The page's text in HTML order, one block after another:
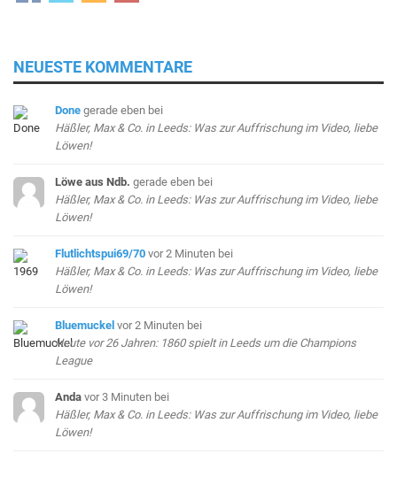
NEUESTE KOMMENTARE
Done gerade eben bei
Häßler, Max & Co. in Leeds: Was zur Auffrischung im Video, liebe
Löwen!
Löwe aus Ndb. gerade eben bei
Häßler, Max & Co. in Leeds: Was zur Auffrischung im Video, liebe
Löwen!
Flutlichtspui69/70 vor 2 Minuten bei
Häßler, Max & Co. in Leeds: Was zur Auffrischung im Video, liebe
Löwen!
Bluemuckel vor 2 Minuten bei
Heute vor 26 Jahren: 1860 spielt in Leeds um die Champions
League
Anda vor 3 Minuten bei
Häßler, Max & Co. in Leeds: Was zur Auffrischung im Video, liebe
Löwen!